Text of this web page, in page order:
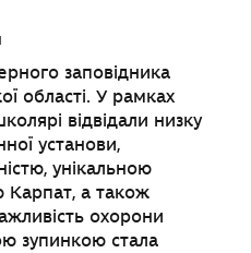
заповідника
області. У рамках
відвідали низку
установи,
унікальною
а також
охорони
зупинкою стала